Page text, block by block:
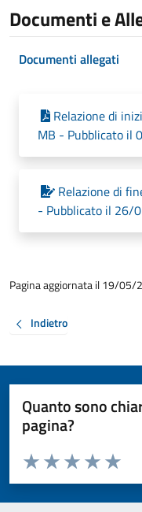
Documenti e
Documenti allegati
Relazione di
MB - Pubblicato il
Relazione di
- Pubblicato il 26/
Pagina aggiornata il 19/05/
Indietro
Quanto sono
pagina?
Valuta da 1 a 5 stelle la
Valuta
Valuta 4
Valuta 3 stelle
Valuta 2 stelle su 5
Valuta 1 stelle su 5